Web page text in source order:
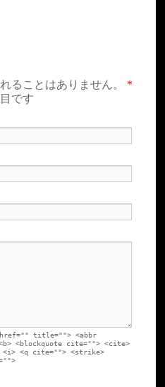
ることはありません。 *
です
title=""> <abbr
<blockquote cite=""> <cite>
<i> <q cite=""> <strike>